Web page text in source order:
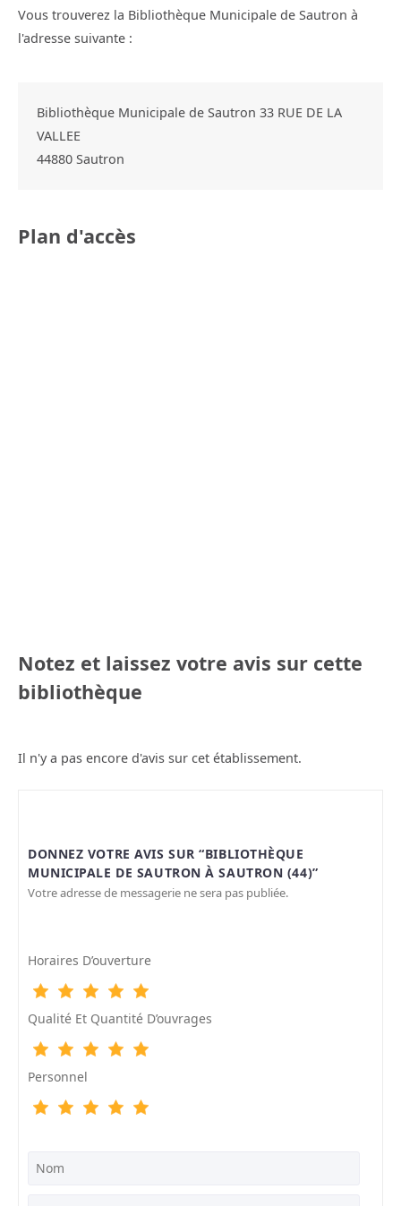
Vous trouverez la Bibliothèque Municipale de Sautron à
l'adresse suivante :
Bibliothèque Municipale de Sautron 33 RUE DE LA
VALLEE
44880 Sautron
Plan d'accès
Notez et laissez votre avis sur cette
bibliothèque
Il n'y a pas encore d'avis sur cet établissement.
DONNEZ VOTRE AVIS SUR “BIBLIOTHÈQUE
MUNICIPALE DE SAUTRON À SAUTRON (44)”
Votre adresse de messagerie ne sera pas publiée.
Horaires D’ouverture
Qualité Et Quantité D’ouvrages
Personnel